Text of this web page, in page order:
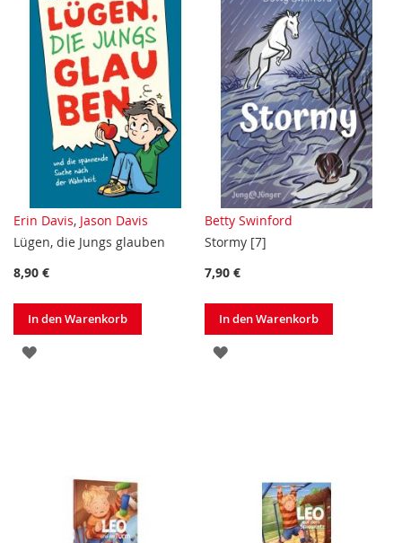
Erin Davis, Jason Davis
Lügen, die Jungs glauben
8,90 €
In den Warenkorb
ZUR
Betty Swinford
Stormy [7]
7,90 €
In den Warenkorb
ZUR